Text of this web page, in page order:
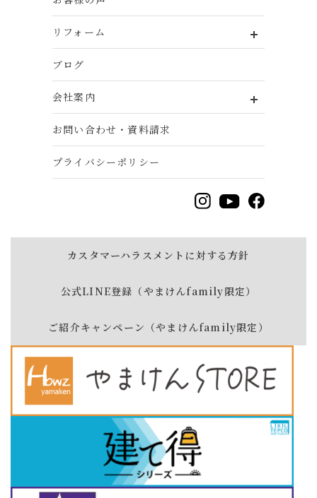
リフォーム
ブログ
会社案内
お問い合わせ・資料請求
プライバシーポリシー
カスタマーハラスメントに対する方針
公式LINE登録（やまけんfamily限定）
ご紹介キャンペーン（やまけんfamily限定）